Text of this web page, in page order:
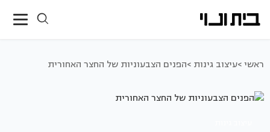
ראשי >עיצוב גינות >הפנים הצבעוניות של החצר האחורית